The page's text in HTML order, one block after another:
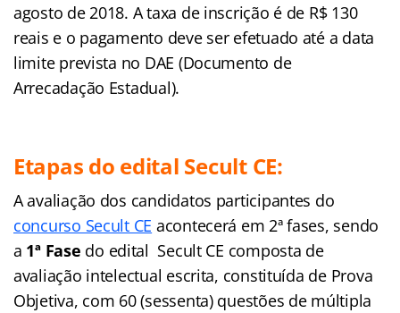
agosto de 2018. A taxa de inscrição é de R$ 130
reais e o pagamento deve ser efetuado até a data
limite prevista no DAE (Documento de
Arrecadação Estadual).
Etapas do edital Secult CE:
A avaliação dos candidatos participantes do
concurso Secult CE acontecerá em 2ª fases, sendo
a 1ª Fase do edital Secult CE composta de
avaliação intelectual escrita, constituída de Prova
Objetiva, com 60 (sessenta) questões de múltipla